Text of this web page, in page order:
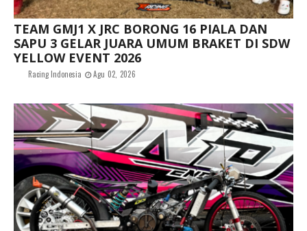
TEAM GMJ1 X JRC BORONG 16 PIALA DAN
SAPU 3 GELAR JUARA UMUM BRAKET DI SDW
YELLOW EVENT 2026
Racing Indonesia Agu 02, 2026